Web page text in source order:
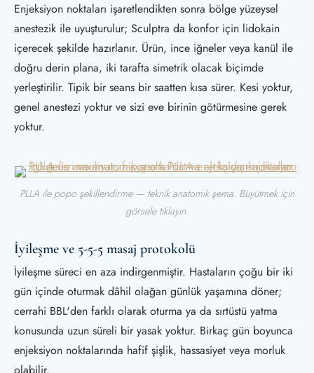
Enjeksiyon noktaları işaretlendikten sonra bölge yüzeysel
anestezik ile uyuşturulur; Sculptra da konfor için lidokain
içerecek şekilde hazırlanır. Ürün, ince iğneler veya kanül ile
doğru derin plana, iki tarafta simetrik olacak biçimde
yerleştirilir. Tipik bir seans bir saatten kısa sürer. Kesi yoktur,
genel anestezi yoktur ve sizi eve birinin götürmesine gerek
yoktur.
PLLA ile popo şekillendirme — teknik anatomik şema. Büyütmek için
görsele tıklayın.
İyileşme ve 5-5-5 masaj protokolü
İyileşme süreci en aza indirgenmiştir. Hastaların çoğu bir iki
gün içinde oturmak dâhil olağan günlük yaşamına döner;
cerrahi BBL'den farklı olarak oturma ya da sırtüstü yatma
konusunda uzun süreli bir yasak yoktur. Birkaç gün boyunca
enjeksiyon noktalarında hafif şişlik, hassasiyet veya morluk